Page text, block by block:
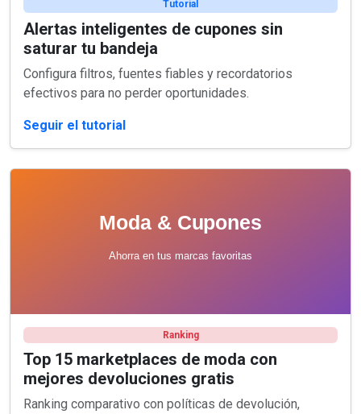
Tutorial
Alertas inteligentes de cupones sin
saturar tu bandeja
Configura filtros, fuentes fiables y recordatorios
efectivos para no perder oportunidades.
Seguir el tutorial
Ranking
Top 15 marketplaces de moda con
mejores devoluciones gratis
Ranking comparativo con políticas de devolución,